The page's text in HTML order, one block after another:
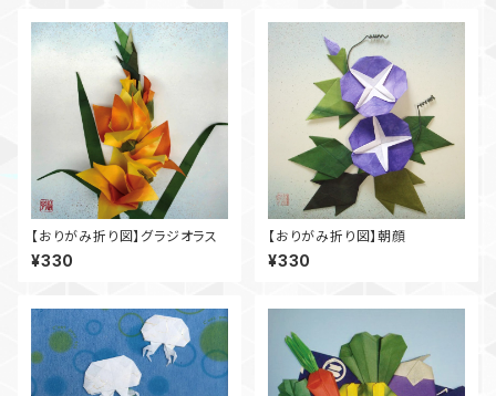
【おりがみ折り図】グラジオラス
¥330
【おりがみ折り図】朝顔
¥330